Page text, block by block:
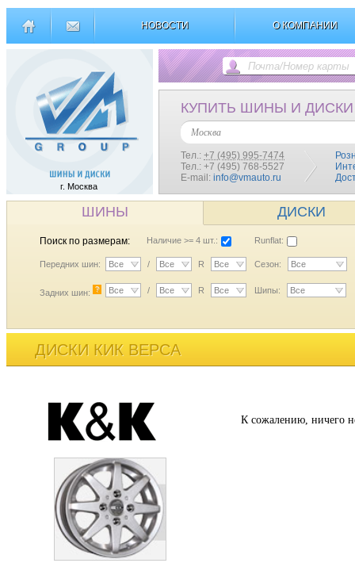
НОВОСТИ О КОМПАНИИ
г. Москва
КУПИТЬ ШИНЫ И ДИСКИ
Москва
Тел.: +7 (495) 995-7474
Тел.: +7 (495) 768-5527
E-mail: info@vmauto.ru
ШИНЫ ДИСКИ
Поиск по размерам: Наличие >= 4 шт.: Runflat:
Передних шин: Все / Все R Все Сезон: Все
Задних шин: ? Все / Все R Все Шипы: Все
ДИСКИ КИК ВЕРСА
К сожалению, ничего